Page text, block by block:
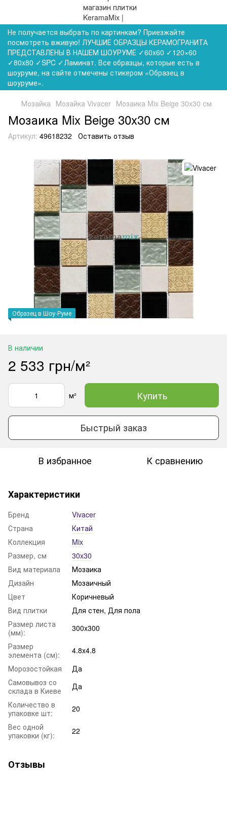
Не получается выбрать по картинкам? Приезжайте
посмотреть вживую! ЛУЧШИЕ ОБРАЗЦЫ КЕРАМОГРАНИТА
ПРЕДСТАВЛЕНЫ В НАШЕМ ШОУРУМЕ ✓60x60 ✓120×60
✓80x80 ✓SPC ✓Ламинат. Все образцы, которые есть в
шоуруме, на сайте отмечены стикером «Образец в
шоуруме».
Мозайка Мозайка Vivacer Мозаика Mix Beige 30x30 см
Мозаика Mix Beige 30x30 см
Артикул: 49618232 Оставить отзыв
Образец в Шоу-Руме
В наличии
2 533 грн/м²
м² Купить
Быстрый заказ
В избранное К сравнению
Характеристики
Бренд
Vivacer
Страна
Китай
Коллекция
Mix
Размер, см
30x30
Вид материала
Мозаика
Дизайн
Мозаичный
Цвет
Коричневый
Вид плитки
Для стен, Для пола
Размер листа
(мм):
300x300
Размер
элемента (см):
4.8x4.8
Морозостойкая
Да
Самовывоз со
склада в Киеве
Да
Количество в
упаковке шт:
20
Вес одной
упаковки (кг):
22
Отзывы